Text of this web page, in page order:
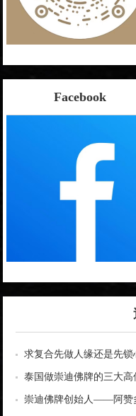
Facebook
求复合先做人缘还是先
泰国做崇迪佛牌的三大高
崇迪佛牌创始人——阿赞